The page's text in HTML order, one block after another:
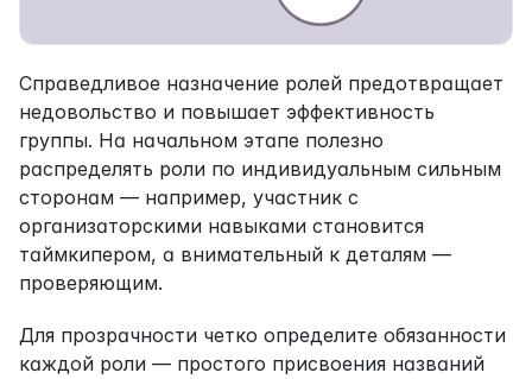
Справедливое назначение ролей предотвращает
недовольство и повышает эффективность
группы. На начальном этапе полезно
распределять роли по индивидуальным сильным
сторонам — например, участник с
организаторскими навыками становится
таймкипером, а внимательный к деталям —
проверяющим.
Для прозрачности четко определите обязанности
каждой роли — простого присвоения названий